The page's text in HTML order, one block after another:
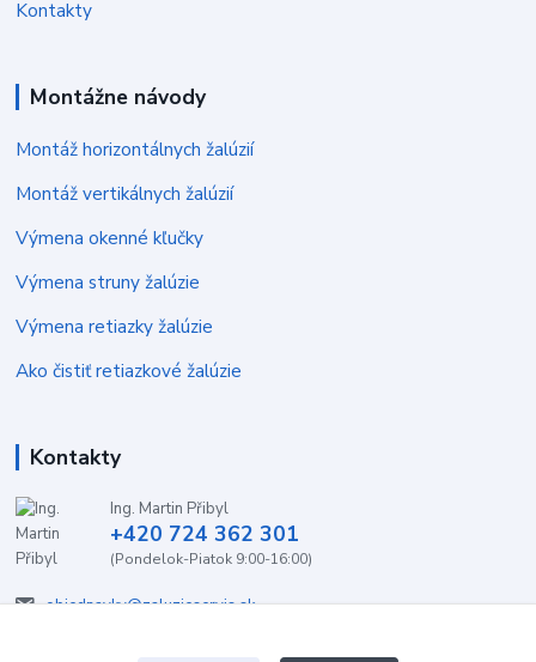
Kontakty
Montážne návody
Montáž horizontálnych žalúzií
Montáž vertikálnych žalúzií
Výmena okenné kľučky
Výmena struny žalúzie
Výmena retiazky žalúzie
Ako čistiť retiazkové žalúzie
Kontakty
Ing. Martin Přibyl
+420 724 362 301
(Pondelok-Piatok 9:00-16:00)
objednavky@zaluzieservis.sk